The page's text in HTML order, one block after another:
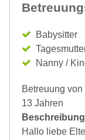
Babysitter
Nanny /
Betreuung
13 Jahren
Hallo liebe